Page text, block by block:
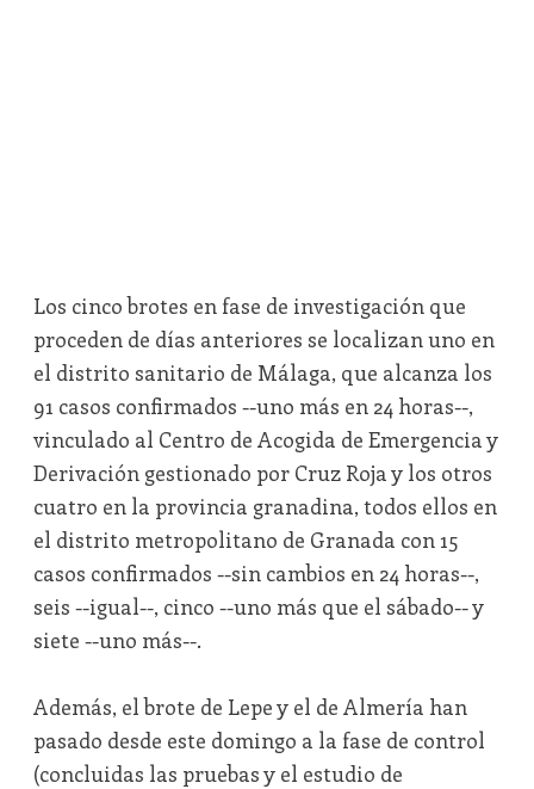
Los cinco brotes en fase de investigación que
proceden de días anteriores se localizan uno en
el distrito sanitario de Málaga, que alcanza los
91 casos confirmados --uno más en 24 horas--,
vinculado al Centro de Acogida de Emergencia y
Derivación gestionado por Cruz Roja y los otros
cuatro en la provincia granadina, todos ellos en
el distrito metropolitano de Granada con 15
casos confirmados --sin cambios en 24 horas--,
seis --igual--, cinco --uno más que el sábado-- y
siete --uno más--.
Además, el brote de Lepe y el de Almería han
pasado desde este domingo a la fase de control
(concluidas las pruebas y el estudio de